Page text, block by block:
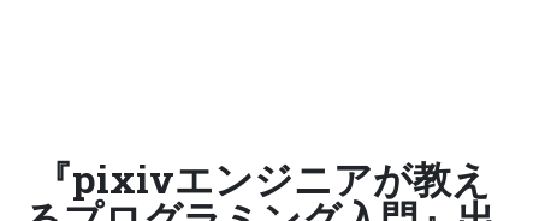
『pixivエンジニアが教え